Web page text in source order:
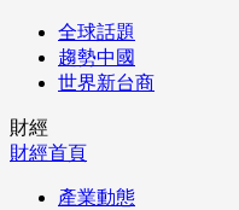
全球話題
趨勢中國
世界新台商
財經
財經首頁
產業動態